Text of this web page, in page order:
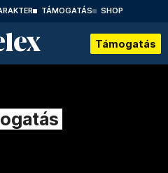
TÁMOGATÁS SHOP
Támogatás